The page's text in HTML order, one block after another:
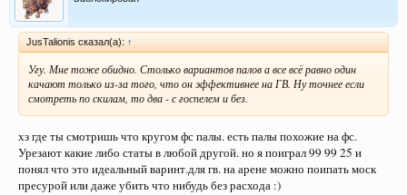
JusTalionis сказал(а): ↑
Угу. Мне тоже обидно. Столько вариантов палов а все всё равно один
качают только из-за того, что он эффективнее на ГВ. Ну точнее если
смотреть по скилам, то два - с госпелем и без.
хз где ты смотришь что кругом фс палы. есть палы похожие на фс.
Урезают какие либо статы в любой другой. но я поиграл 99 99 25 и
понял что это идеальный варинт.для гв. на арене можно поипать моск
пресурой или даже убить что нибудь без расхода :)